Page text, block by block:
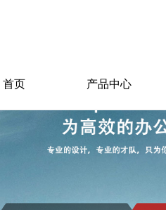
首页 产品中心